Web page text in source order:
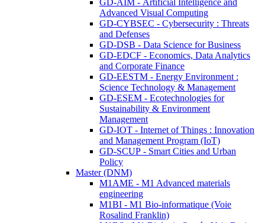
GD-AIM - Artificial Intelligence and
Advanced Visual Computing
GD-CYBSEC - Cybersecurity : Threats
and Defenses
GD-DSB - Data Science for Business
GD-EDCF - Economics, Data Analytics
and Corporate Finance
GD-EESTM - Energy Environment :
Science Technology & Management
GD-ESEM - Ecotechnologies for
Sustainability & Environment
Management
GD-IOT - Internet of Things : Innovation
and Management Program (IoT)
GD-SCUP - Smart Cities and Urban
Policy
Master (DNM)
M1AME - M1 Advanced materials
engineering
M1BI - M1 Bio-informatique (Voie
Rosalind Franklin)